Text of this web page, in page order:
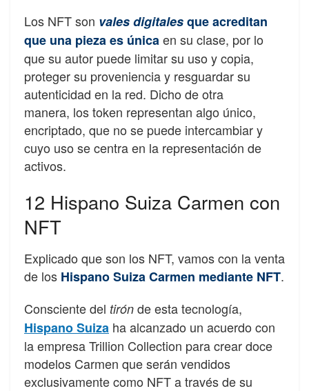
Los NFT son vales digitalesque acreditan
que una pieza es únicaen su clase, por lo
que su autor puede limitar su uso y copia,
proteger su proveniencia y resguardar su
autenticidad en la red. Dicho de otra
manera, los token representan algo único,
encriptado, que no se puede intercambiar y
cuyo uso se centra en la representación de
activos.
12 Hispano Suiza Carmen con
NFT
Explicado que son los NFT, vamos con la venta
de los Hispano Suiza Carmen mediante NFT.
Consciente del tirón de esta tecnología,
Hispano Suiza ha alcanzado un acuerdo con
la empresa Trillion Collection para crear doce
modelos Carmen que serán vendidos
exclusivamente como NFT a través de su